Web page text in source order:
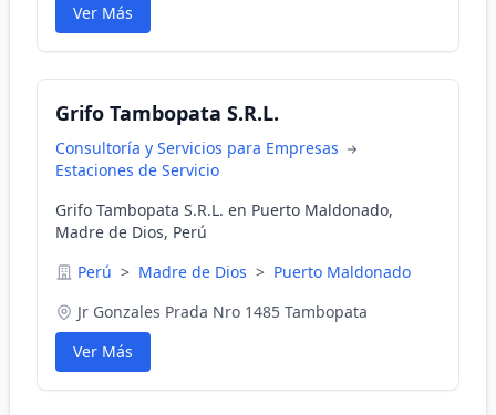
Ver Más
Grifo Tambopata S.R.L.
Consultoría y Servicios para Empresas
Estaciones de Servicio
Grifo Tambopata S.R.L. en Puerto Maldonado,
Madre de Dios, Perú
Perú > Madre de Dios > Puerto Maldonado
Jr Gonzales Prada Nro 1485 Tambopata
Ver Más